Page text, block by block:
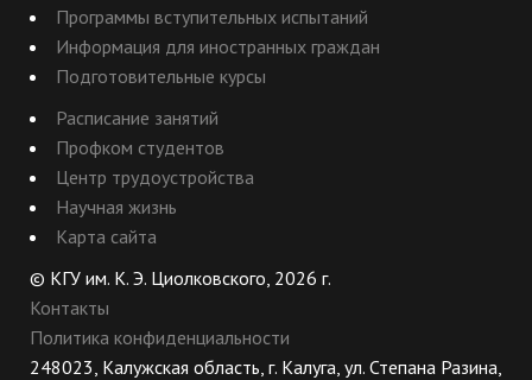
Программы вступительных испытаний
Информация для иностранных граждан
Подготовительные курсы
Расписание занятий
Профком студентов
Центр трудоустройства
Научная жизнь
Карта сайта
© КГУ им. К. Э. Циолковского, 2026 г.
Контакты
Политика конфиденциальности
248023, Калужская область, г. Калуга, ул. Степана Разина,